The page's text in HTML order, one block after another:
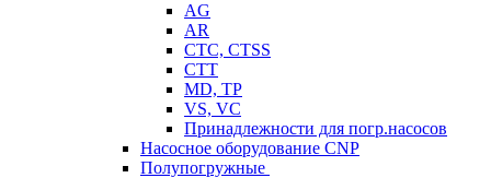
AG
AR
CTC, CTSS
CTT
MD, TP
VS, VC
Принадлежности для погр.насосов
Насосное оборудование CNP
Полупогружные